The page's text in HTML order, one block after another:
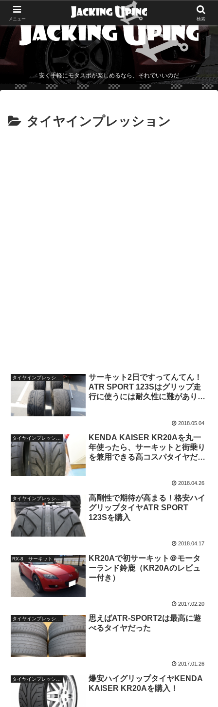
安く手軽にモタスポが楽しめるなら、それでいいのだ
タイヤインプレッション
タイヤインプレッション
サーキット2日ですってんてん！
ATR SPORT 123Sはグリップ走
行に使うには耐久性に難がありす
2018.05.04
KENDA KAISER KR20Aを丸一
年使ったら、サーキットと街乗り
を兼用できる高コスパタイヤだと
2018.04.26
高剛性で期待が高まる！格安ハイ
グリップタイヤATR SPORT
123Sを購入
2018.04.17
RX-8 サーキット
KR20Aで初サーキット＠モータ
ーランド鈴鹿（KR20Aのレビュ
ー付き）
2017.02.20
タイヤインプレッション
思えばATR-SPORT2は最高に遊
べるタイヤだった
2017.01.26
爆安ハイグリップタイヤKENDA
KAISER KR20Aを購入！
メニュー 検索